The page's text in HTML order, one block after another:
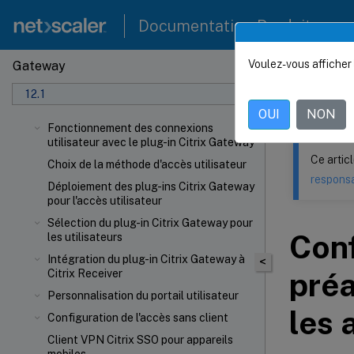
Documentation Produit
Gateway
12.1
Fonctionnement des connexions
utilisateur avec le plug-in Citrix Gateway
Choix de la méthode d'accès utilisateur
Déploiement des plug-ins Citrix Gateway
pour l'accès utilisateur
Sélection du plug-in Citrix Gateway pour
les utilisateurs
Intégration du plug-in Citrix Gateway à
Citrix Receiver
Personnalisation du portail utilisateur
Configuration de l'accès sans client
Client VPN Citrix SSO pour appareils
Ce contenu a
<
Ce
les
Voulez-vous
OUI NON